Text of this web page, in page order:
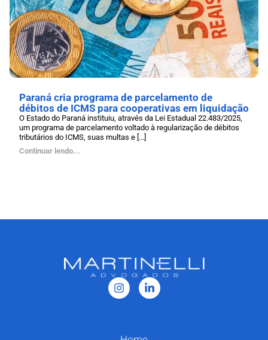
Paraná cria programa de parcelamento de
débitos de ICMS para cooperativas em liquidação
O Estado do Paraná instituiu, através da Lei Estadual 22.483/2025,
um programa de parcelamento voltado à regularização de débitos
tributários do ICMS, suas multas e [...]
Continuar lendo...